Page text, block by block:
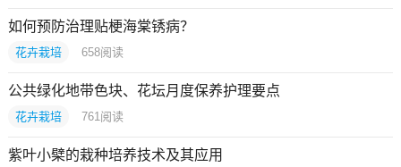
如何预防治理贴梗海棠锈病？
花卉栽培 658阅读
公共绿化地带色块、花坛月度保养护理要点
花卉栽培 761 阅读
紫叶小檗的栽种培养技术及其应用